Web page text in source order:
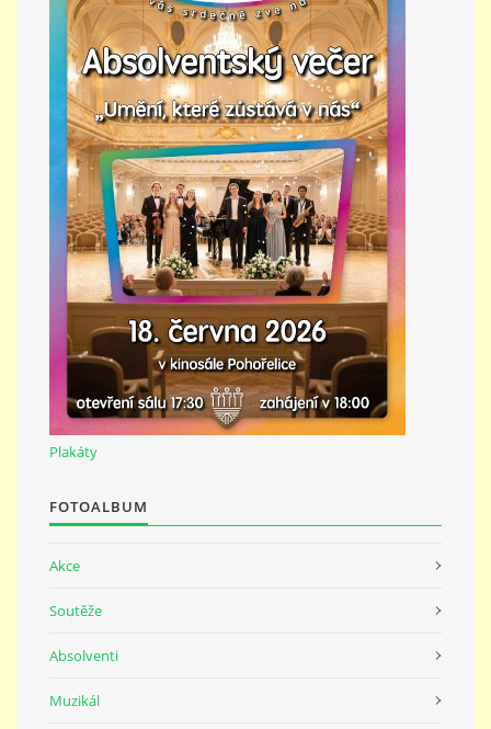
GDPR
ZUŠ Pohořelice
Školní 462
Pohořelice
691 23
© 2026 eStránky.cz |Tisk|Nahoru ↑
Plakáty
FOTOALBUM
Akce
Soutěže
Absolventi
Muzikál